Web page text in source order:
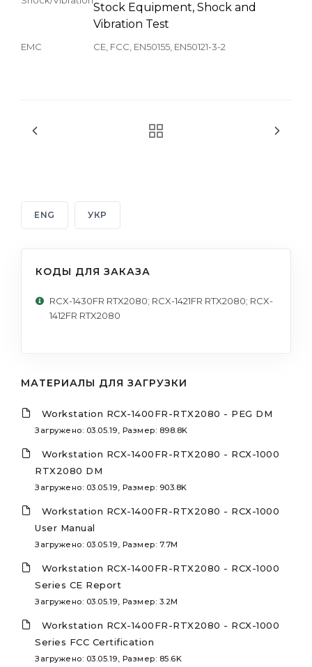
Stock Equipment, Shock and
Vibration Test
EMC CE, FCC, EN50155, EN50121-3-2
ENG УКР
КОДЫ ДЛЯ ЗАКАЗА
RCX-1430FR RTX2080; RCX-1421FR RTX2080; RCX-
1412FR RTX2080
МАТЕРИАЛЫ ДЛЯ ЗАГРУЗКИ
Workstation RCX-1400FR-RTX2080 - PEG DM
Загружено: 03.05.19, Размер: 898.8K
Workstation RCX-1400FR-RTX2080 - RCX-1000
RTX2080 DM
Загружено: 03.05.19, Размер: 903.8K
Workstation RCX-1400FR-RTX2080 - RCX-1000
User Manual
Загружено: 03.05.19, Размер: 7.7M
Workstation RCX-1400FR-RTX2080 - RCX-1000
Series CE Report
Загружено: 03.05.19, Размер: 3.2M
Workstation RCX-1400FR-RTX2080 - RCX-1000
Series FCC Certification
Загружено: 03.05.19, Размер: 85.6K